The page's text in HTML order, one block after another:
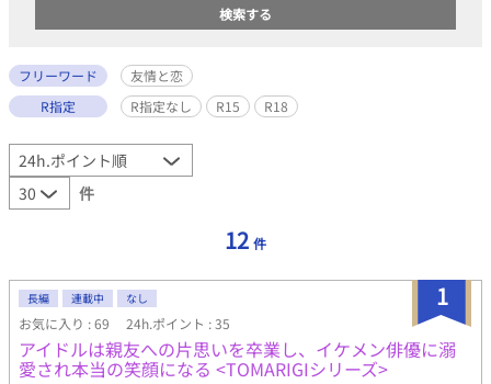
フリーワード
友情と恋
R指定
R指定なし R15 R18
件
12 件
1
長編 連載中 なし
お気に入り : 69 24h.ポイント : 35
アイドルは親友への片思いを卒業し、イケメン俳優に溺
愛され本当の笑顔になる <TOMARIGIシリーズ>